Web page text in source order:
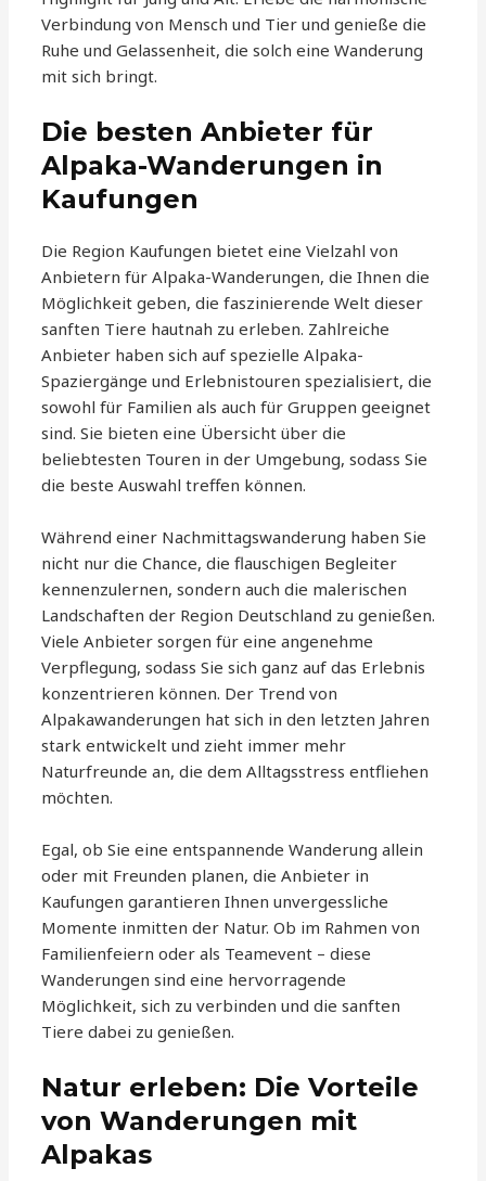
Verbindung von Mensch und Tier und genieße die
Ruhe und Gelassenheit, die solch eine Wanderung
mit sich bringt.
Die besten Anbieter für
Alpaka-Wanderungen in
Kaufungen
Die Region Kaufungen bietet eine Vielzahl von
Anbietern für Alpaka-Wanderungen, die Ihnen die
Möglichkeit geben, die faszinierende Welt dieser
sanften Tiere hautnah zu erleben. Zahlreiche
Anbieter haben sich auf spezielle Alpaka-
Spaziergänge und Erlebnistouren spezialisiert, die
sowohl für Familien als auch für Gruppen geeignet
sind. Sie bieten eine Übersicht über die
beliebtesten Touren in der Umgebung, sodass Sie
die beste Auswahl treffen können.
Während einer Nachmittagswanderung haben Sie
nicht nur die Chance, die flauschigen Begleiter
kennenzulernen, sondern auch die malerischen
Landschaften der Region Deutschland zu genießen.
Viele Anbieter sorgen für eine angenehme
Verpflegung, sodass Sie sich ganz auf das Erlebnis
konzentrieren können. Der Trend von
Alpakawanderungen hat sich in den letzten Jahren
stark entwickelt und zieht immer mehr
Naturfreunde an, die dem Alltagsstress entfliehen
möchten.
Egal, ob Sie eine entspannende Wanderung allein
oder mit Freunden planen, die Anbieter in
Kaufungen garantieren Ihnen unvergessliche
Momente inmitten der Natur. Ob im Rahmen von
Familienfeiern oder als Teamevent – diese
Wanderungen sind eine hervorragende
Möglichkeit, sich zu verbinden und die sanften
Tiere dabei zu genießen.
Natur erleben: Die Vorteile
von Wanderungen mit
Alpakas